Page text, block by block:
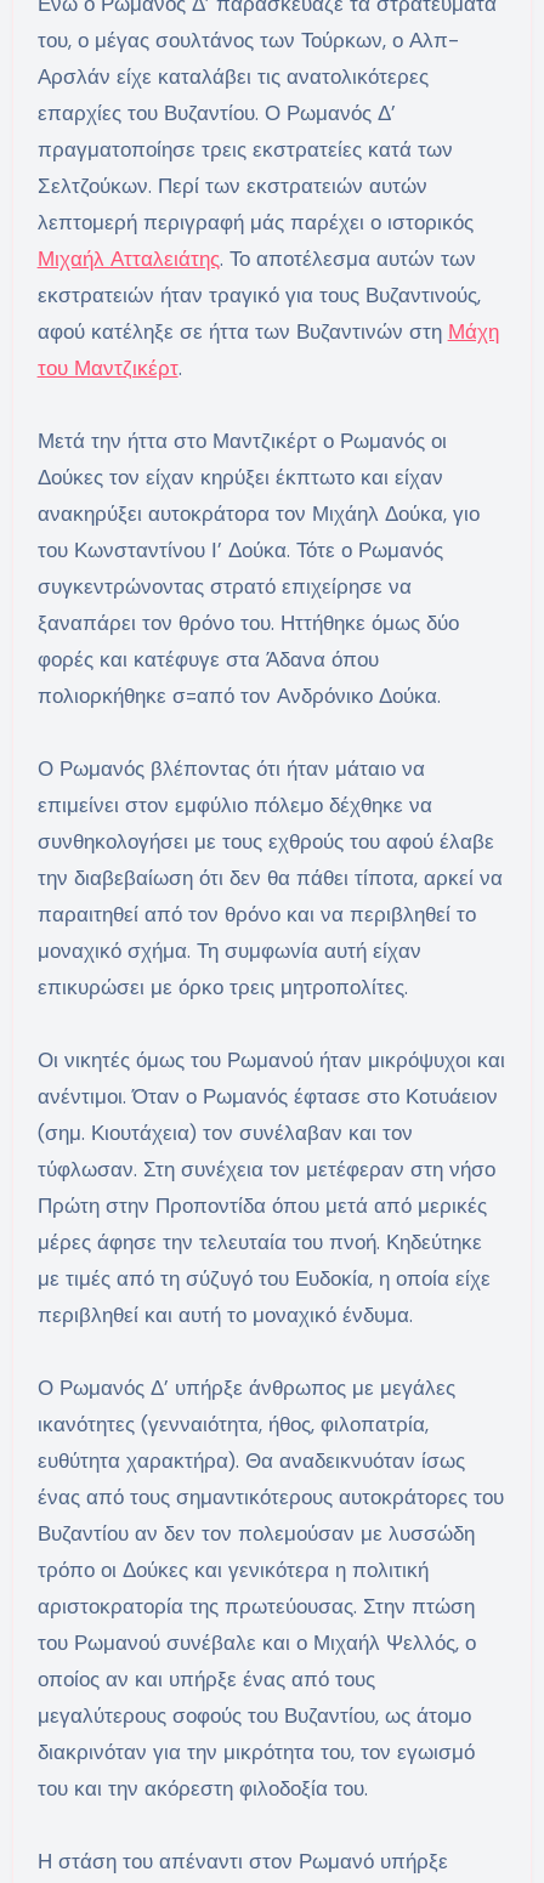
του, ο μέγας σουλτάνος των Τούρκων, ο Αλπ-
Αρσλάν είχε καταλάβει τις ανατολικότερες
επαρχίες του Βυζαντίου. Ο Ρωμανός Δ’
πραγματοποίησε τρεις εκστρατείες κατά των
Σελτζούκων. Περί των εκστρατειών αυτών
λεπτομερή περιγραφή μάς παρέχει ο ιστορικός
Μιχαήλ Ατταλειάτης. Το αποτέλεσμα αυτών των
εκστρατειών ήταν τραγικό για τους Βυζαντινούς,
αφού κατέληξε σε ήττα των Βυζαντινών στη Μάχη
του Μαντζικέρτ.
Μετά την ήττα στο Μαντζικέρτ ο Ρωμανός οι
Δούκες τον είχαν κηρύξει έκπτωτο και είχαν
ανακηρύξει αυτοκράτορα τον Μιχάηλ Δούκα, γιο
του Κωνσταντίνου Ι’ Δούκα. Τότε ο Ρωμανός
συγκεντρώνοντας στρατό επιχείρησε να
ξαναπάρει τον θρόνο του. Ηττήθηκε όμως δύο
φορές και κατέφυγε στα Άδανα όπου
πολιορκήθηκε σ=από τον Ανδρόνικο Δούκα.
Ο Ρωμανός βλέποντας ότι ήταν μάταιο να
επιμείνει στον εμφύλιο πόλεμο δέχθηκε να
συνθηκολογήσει με τους εχθρούς του αφού έλαβε
την διαβεβαίωση ότι δεν θα πάθει τίποτα, αρκεί να
παραιτηθεί από τον θρόνο και να περιβληθεί το
μοναχικό σχήμα. Τη συμφωνία αυτή είχαν
επικυρώσει με όρκο τρεις μητροπολίτες.
Οι νικητές όμως του Ρωμανού ήταν μικρόψυχοι και
ανέντιμοι. Όταν ο Ρωμανός έφτασε στο Κοτυάειον
(σημ. Κιουτάχεια) τον συνέλαβαν και τον
τύφλωσαν. Στη συνέχεια τον μετέφεραν στη νήσο
Πρώτη στην Προποντίδα όπου μετά από μερικές
μέρες άφησε την τελευταία του πνοή. Κηδεύτηκε
με τιμές από τη σύζυγό του Ευδοκία, η οποία είχε
περιβληθεί και αυτή το μοναχικό ένδυμα.
Ο Ρωμανός Δ’ υπήρξε άνθρωπος με μεγάλες
ικανότητες (γενναιότητα, ήθος, φιλοπατρία,
ευθύτητα χαρακτήρα). Θα αναδεικνυόταν ίσως
ένας από τους σημαντικότερους αυτοκράτορες του
Βυζαντίου αν δεν τον πολεμούσαν με λυσσώδη
τρόπο οι Δούκες και γενικότερα η πολιτική
αριστοκρατορία της πρωτεύουσας. Στην πτώση
του Ρωμανού συνέβαλε και ο Μιχαήλ Ψελλός, ο
οποίος αν και υπήρξε ένας από τους
μεγαλύτερους σοφούς του Βυζαντίου, ως άτομο
διακρινόταν για την μικρότητα του, τον εγωισμό
του και την ακόρεστη φιλοδοξία του.
Η στάση του απέναντι στον Ρωμανό υπήρξε